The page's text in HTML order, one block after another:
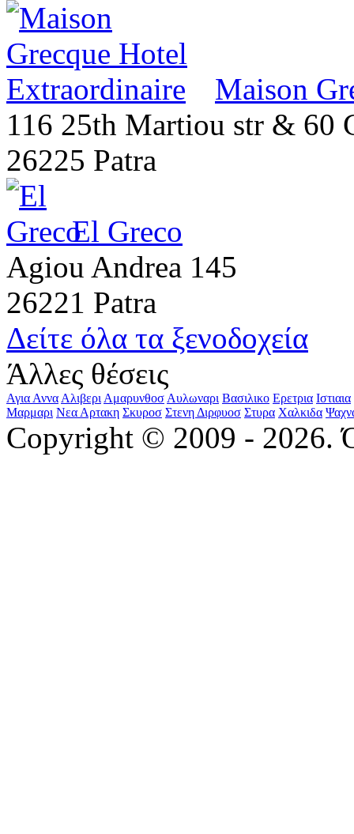
Maison
116 25th Martiou str & 60
26225 Patra
El Greco
Agiou Andrea 145
26221 Patra
Δείτε όλα τα ξενοδοχεία
Άλλες θέσεις
Αγια Αννα Αλιβερι Αμαρυνθοσ Αυλωναρι Βασιλικο Ερετρια Ιστιαια
Μαρμαρι Νεα Αρτακη Σκυροσ Στενη Διρφυοσ Στυρα Χαλκιδα
Copyright © 2009 - 2026.